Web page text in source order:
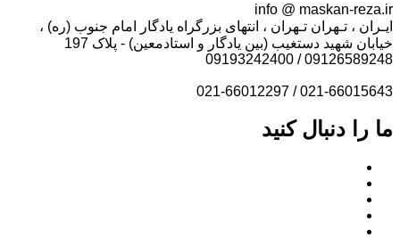
info @ maskan-reza.ir
ایـران ، تـهران تـهران ، انتهای بزرگراه یادگار امام جنوب (ره) ،
خیابان شهید دستغیب (بین یادگار و استادمعین) - پلاک 197
09126589248 / 09193242400
021-66015643 / 021-66012297
ما را دنبال کنید